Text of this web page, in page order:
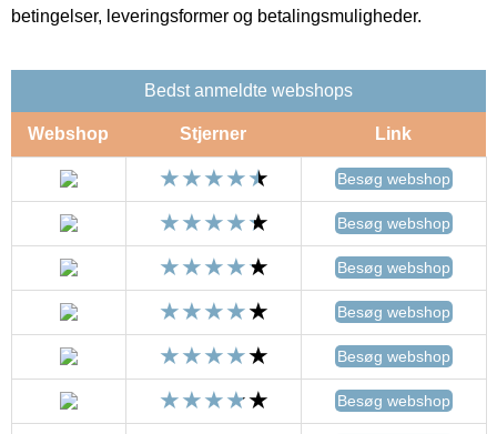
betingelser, leveringsformer og betalingsmuligheder.
Bedst anmeldte webshops
Webshop Stjerner Link
Besøg webshop
Besøg webshop
Besøg webshop
Besøg webshop
Besøg webshop
Besøg webshop